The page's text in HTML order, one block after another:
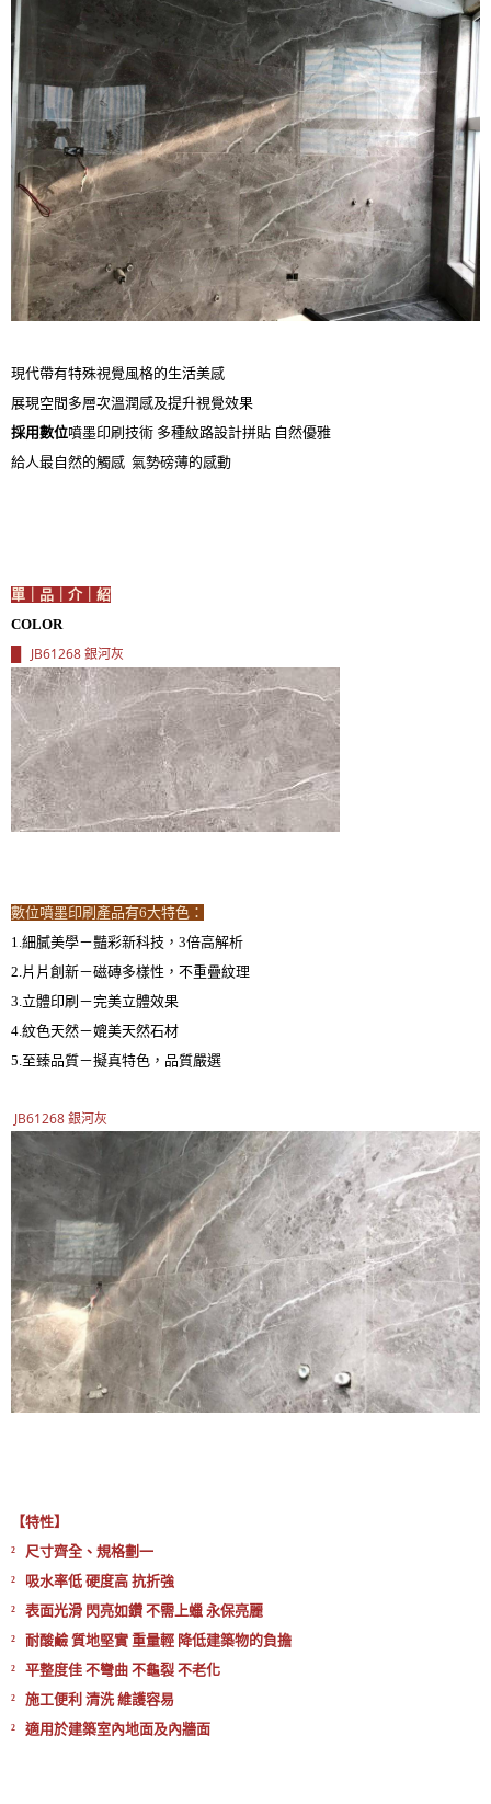
現代帶有特殊視覺風格的生活美感
展現空間多層次溫潤感及提升視覺效果
採用數位噴墨印刷技術 多種紋路設計拼貼 自然優雅
給人最自然的觸感 氣勢磅薄的感動
單｜品｜介｜紹
COLOR
JB61268 銀河灰
數位噴墨印刷產品有6大特色：
1.細膩美學－豔彩新科技，3倍高解析
2.片片創新－磁磚多樣性，不重疊紋理
3.立體印刷－完美立體效果
4.紋色天然－媲美天然石材
5.至臻品質－擬真特色，品質嚴選
JB61268 銀河灰
【特性】
² 尺寸齊全、規格劃一
² 吸水率低 硬度高 抗折強
² 表面光滑 閃亮如鑽 不需上蠟 永保亮麗
² 耐酸鹼 質地堅實 重量輕 降低建築物的負擔
² 平整度佳 不彎曲 不龜裂 不老化
² 施工便利 清洗 維護容易
² 適用於建築室內地面及內牆面